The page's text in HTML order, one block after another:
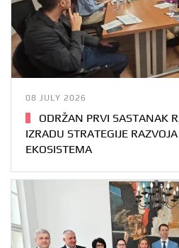
08 JULY 2026
ODRŽAN PRVI SASTANAK
IZRADU STRATEGIJE
EKOSISTEMA